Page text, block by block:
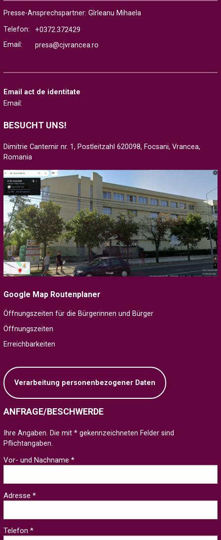
Presse-Ansprechspartner: Gîrleanu Mihaela
Telefon:
+0372.372429
Email:
presa@cjvrancea.ro
Email act de identitate
Email:
BESUCHT UNS!
Dimitrie Cantemir nr. 1, Postleitzahl 620098, Focsani, Vrancea,
Romania
Google Map Routenplaner
Öffnungszeiten für die Bürgerinnen und Bürger
Öffnungszeiten
Erreichbarkeiten
Verarbeitung personenbezogener Daten
ANFRAGE/BESCHWERDE
Ihre Angaben. Die mit * gekennzeichneten Felder sind
Pflichtangaben.
Vor- und Nachname *
Adresse *
Telefon *